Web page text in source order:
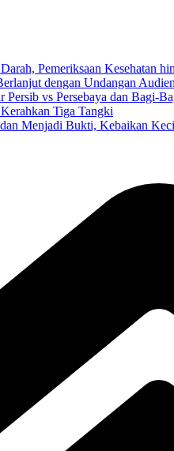
Pemeriksaan Kesehatan
dengan Undangan
Persib vs Persebaya dan Bagi-
Tiga Tangki
Menjadi Bukti, Kebaikan